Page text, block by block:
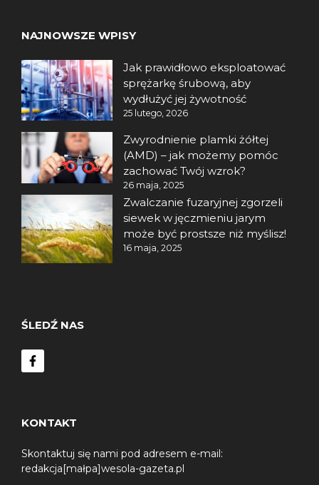
NAJNOWSZE WPISY
Jak prawidłowo eksploatować
sprężarkę śrubową, aby
wydłużyć jej żywotność
25 lutego, 2026
Zwyrodnienie plamki żółtej
(AMD) – jak możemy pomóc
zachować Twój wzrok?
26 maja, 2025
Zwalczanie fuzaryjnej zgorzeli
siewek w jęczmieniu jarym
może być prostsze niż myślisz!
16 maja, 2025
ŚLEDŹ NAS
KONTAKT
Skontaktuj się nami pod adresem e-mail:
redakcja[małpa]wesola-gazeta.pl